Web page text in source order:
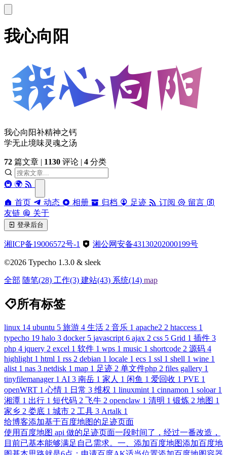
我心向阳
我心向阳补精神之钙
学无止境味灵魂之汤
72 篇文章 | 1130 评论 | 4 分类
🚇 🌍
首页 动态 相册 归档 足迹 订阅
留言
友链
关于
登录后台
湘ICP备19006572号-1 湘公网安备43130202000199号
©2026 Typecho 1.3.0 & sleek
全部 随笔(28) 工作(3) 建站(43) 系统(14) map
所有标签
linux 14 ubuntu 5 旅游 4 生活 2 音乐 1 apache2 2 htaccess 1
typecho 19 halo 3 docker 5 javascript 6 ajax 2 css 5 Grid 1 插件 3
php 4 jquery 2 excel 1 软件 1 wps 1 music 1 shortcode 2 源码 4
highlight 1 html 1 rss 2 debian 1 locale 1 ecs 1 ssl 1 shell 1 wine 1
alist 1 nas 3 netdisk 1 map 1 足迹 2 单文件php 2 files gallery 1
tinyfilemanager 1 AI 3 南岳 1 家人 1 闲鱼 1 爱回收 1 PVE 1
openWRT 1 心情 1 日常 3 维权 1 linuxmint 1 cinnamon 1 soloar 1
湘潭 1 出行 1 短代码 2 飞牛 2 openclaw 1 清明 1 锻炼 2 地图 1
家乡 2 娄底 1 城市 2 工具 3 Artalk 1
给博客添加基于百度地图的足迹页面
使用百度地图 api 做的足迹页面一段时间了，经过一番改造，
目前已基本能够满足自己需求。一、添加百度地图添加百度地